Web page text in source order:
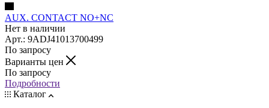
AUX. CONTACT NO+NC
Нет в наличии
Арт.: 9ADJ41013700499
По запросу
Варианты цен
По запросу
Подробности
Каталог